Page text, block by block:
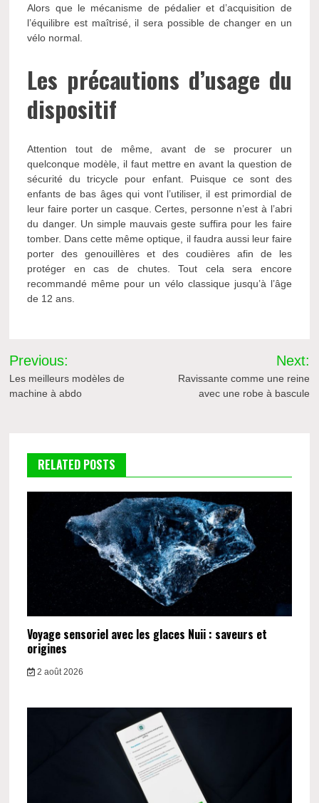
Alors que le mécanisme de pédalier et d’acquisition de
l’équilibre est maîtrisé, il sera possible de changer en un
vélo normal.
Les précautions d’usage du
dispositif
Attention tout de même, avant de se procurer un
quelconque modèle, il faut mettre en avant la question de
sécurité du tricycle pour enfant. Puisque ce sont des
enfants de bas âges qui vont l’utiliser, il est primordial de
leur faire porter un casque. Certes, personne n’est à l’abri
du danger. Un simple mauvais geste suffira pour les faire
tomber. Dans cette même optique, il faudra aussi leur faire
porter des genouillères et des coudières afin de les
protéger en cas de chutes. Tout cela sera encore
recommandé même pour un vélo classique jusqu’à l’âge
de 12 ans.
Navigation
de
Previous:
Les meilleurs modèles de
machine à abdo
Next:
Ravissante comme une reine
avec une robe à bascule
RELATED POSTS
Voyage sensoriel avec les glaces Nuii : saveurs et
origines
2 août 2026